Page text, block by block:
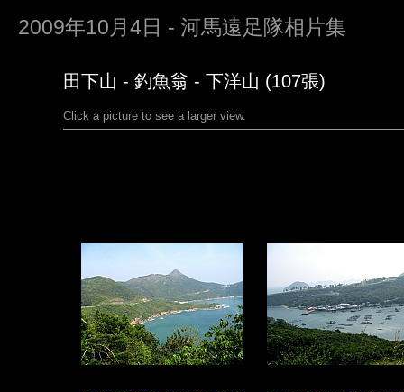
2009年10月4日 - 河馬遠足隊相片集
田下山 - 釣魚翁 - 下洋山 (107張)
Click a picture to see a larger view.